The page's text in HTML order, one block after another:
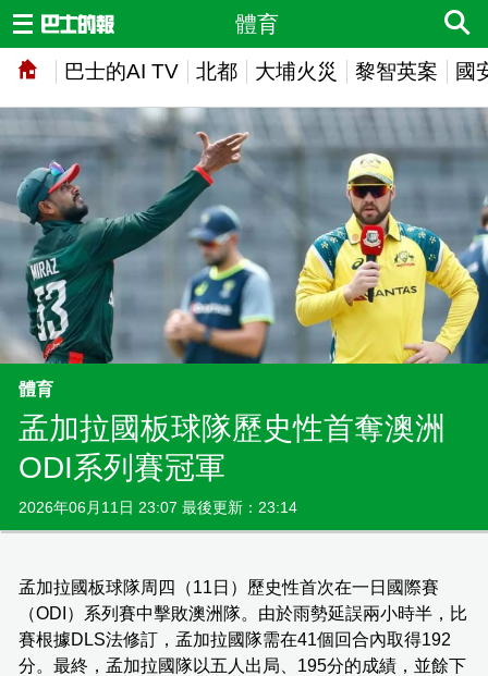
巴士的AI TV 北都 大埔火災 黎智英案 國
體育
體育
孟加拉國板球隊歷史性首奪澳洲
ODI系列賽冠軍
2026年06月11日 23:07 最後更新：23:14
孟加拉國板球隊周四（11日）歷史性首次在一日國際賽
（ODI）系列賽中擊敗澳洲隊。由於雨勢延誤兩小時半，比
賽根據DLS法修訂，孟加拉國隊需在41個回合內取得192
分。最終，孟加拉國隊以五人出局、195分的成績，並餘下